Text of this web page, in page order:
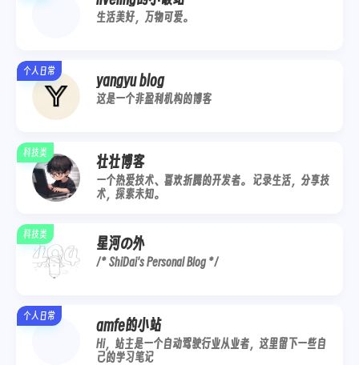
微信 支付宝
生活美好，万物可爱。
个人日常
yangyu blog
这是一个非盈利机构的博客
科技类
壮壮博客
一个热爱技术、喜欢折腾的开发者。 记录生活，分享技
术，探索未知。
科技类
星河の外
/* ShiDai's Personal Blog */
个人日常
amfe的小站
Hi，站主是一个自动驾驶行业从业者，这里留下一些自
己的学习笔记